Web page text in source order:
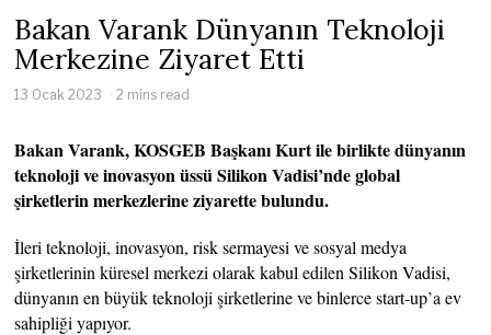
Bakan Varank Dünyanın Teknoloji
Merkezine Ziyaret Etti
13 Ocak 2023 2 mins read
Bakan Varank, KOSGEB Başkanı Kurt ile birlikte dünyanın
teknoloji ve inovasyon üssü Silikon Vadisi’nde global
şirketlerin merkezlerine ziyarette bulundu.
İleri teknoloji, inovasyon, risk sermayesi ve sosyal medya
şirketlerinin küresel merkezi olarak kabul edilen Silikon Vadisi,
dünyanın en büyük teknoloji şirketlerine ve binlerce start-up’a ev
sahipliği yapıyor.